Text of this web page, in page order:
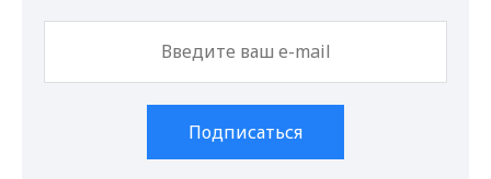
Подписаться